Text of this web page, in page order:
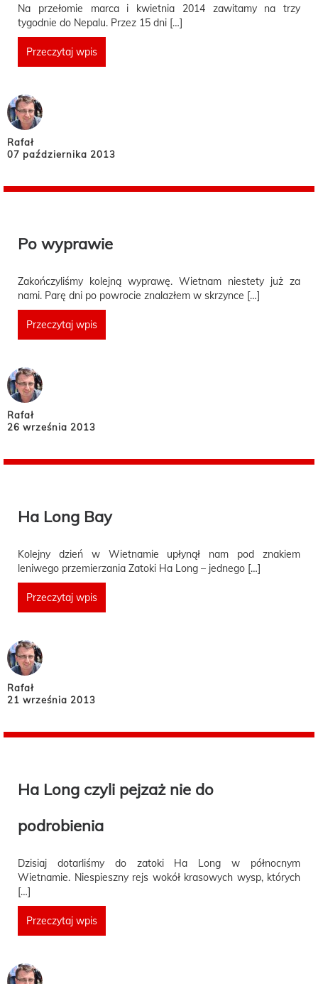
Na przełomie marca i kwietnia 2014 zawitamy na trzy
tygodnie do Nepalu. Przez 15 dni […]
Przeczytaj wpis
Rafał
07 października 2013
Po wyprawie
Zakończyliśmy kolejną wyprawę. Wietnam niestety już za
nami. Parę dni po powrocie znalazłem w skrzynce […]
Przeczytaj wpis
Rafał
26 września 2013
Ha Long Bay
Kolejny dzień w Wietnamie upłynął nam pod znakiem
leniwego przemierzania Zatoki Ha Long – jednego […]
Przeczytaj wpis
Rafał
21 września 2013
Ha Long czyli pejzaż nie do
podrobienia
Dzisiaj dotarliśmy do zatoki Ha Long w północnym
Wietnamie. Niespieszny rejs wokół krasowych wysp, których
[…]
Przeczytaj wpis